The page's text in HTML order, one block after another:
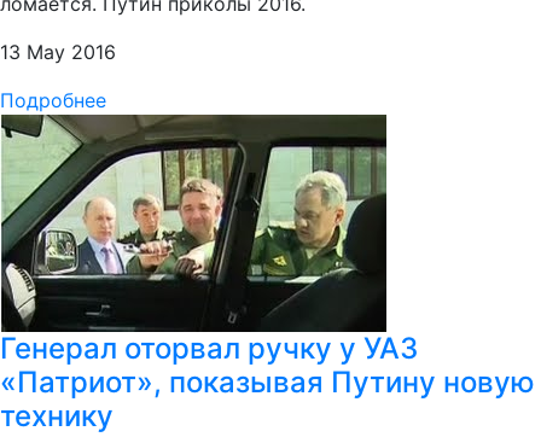
13 May 2016
Подробнее
Генерал оторвал ручку у УАЗ
«Патриот», показывая Путину новую
технику